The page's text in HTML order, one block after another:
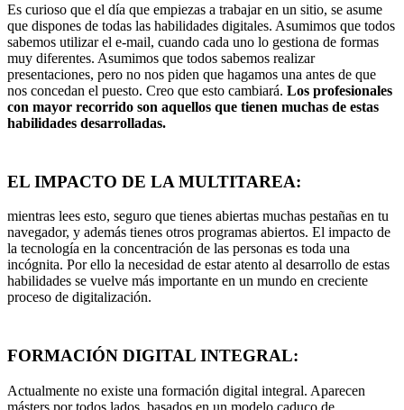
Es curioso que el día que empiezas a trabajar en un sitio, se asume
que dispones de todas las habilidades digitales. Asumimos que todos
sabemos utilizar el e-mail, cuando cada uno lo gestiona de formas
muy diferentes. Asumimos que todos sabemos realizar
presentaciones, pero no nos piden que hagamos una antes de que
nos concedan el puesto. Creo que esto cambiará. Los profesionales
con mayor recorrido son aquellos que tienen muchas de estas
habilidades desarrolladas.
EL IMPACTO DE LA MULTITAREA:
mientras lees esto, seguro que tienes abiertas muchas pestañas en tu
navegador, y además tienes otros programas abiertos. El impacto de
la tecnología en la concentración de las personas es toda una
incógnita. Por ello la necesidad de estar atento al desarrollo de estas
habilidades se vuelve más importante en un mundo en creciente
proceso de digitalización.
FORMACIÓN DIGITAL INTEGRAL:
Actualmente no existe una formación digital integral. Aparecen
másters por todos lados, basados en un modelo caduco de